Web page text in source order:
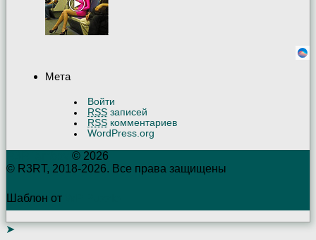
Мета
Войти
RSS записей
RSS комментариев
WordPress.org
© 2026
© R3RT, 2018-2026. Все права защищены
Шаблон от
➤